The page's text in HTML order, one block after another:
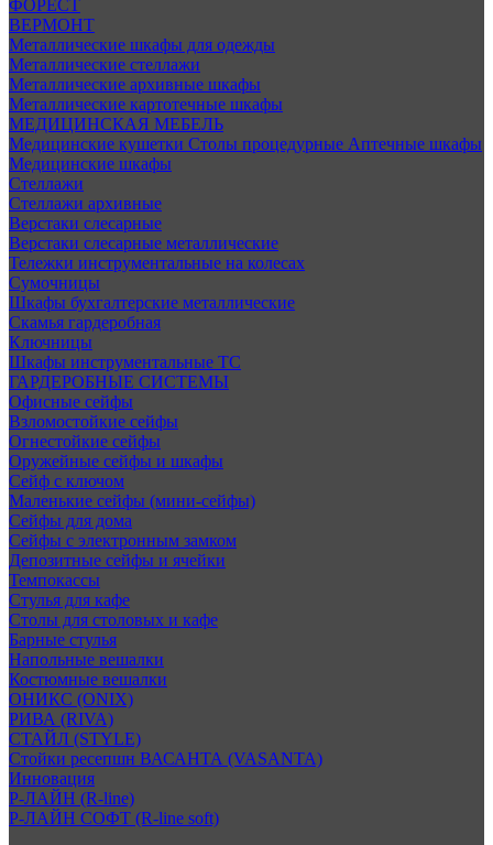
ФОРЕСТ
ВЕРМОНТ
Металлические шкафы для одежды
Металлические стеллажи
Металлические архивные шкафы
Металлические картотечные шкафы
МЕДИЦИНСКАЯ МЕБЕЛЬ
Медицинские кушетки Столы процедурные Аптечные шкафы
Медицинские шкафы
Стеллажи
Стеллажи архивные
Верстаки слесарные
Верстаки слесарные металлические
Тележки инструментальные на колесах
Сумочницы
Шкафы бухгалтерские металлические
Скамья гардеробная
Ключницы
Шкафы инструментальные ТС
ГАРДЕРОБНЫЕ СИСТЕМЫ
Офисные сейфы
Взломостойкие сейфы
Огнестойкие сейфы
Оружейные сейфы и шкафы
Сейф с ключом
Маленькие сейфы (мини-сейфы)
Сейфы для дома
Сейфы с электронным замком
Депозитные сейфы и ячейки
Темпокассы
Стулья для кафе
Столы для столовых и кафе
Барные стулья
Напольные вешалки
Костюмные вешалки
ОНИКС (ONIX)
РИВА (RIVA)
СТАЙЛ (STYLE)
Стойки ресепшн ВАСАНТА (VASANTA)
Инновация
Р-ЛАЙН (R-line)
Р-ЛАЙН СОФТ (R-line soft)